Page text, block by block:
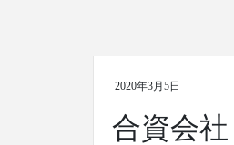
2020年3月5日
合資会